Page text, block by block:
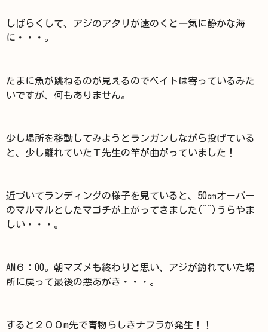
しばらくして、アジのアタリが遠のくと一気に静かな海
に・・・。
たまに魚が跳ねるのが見えるのでベイトは寄っているみた
いですが、何もありません。
少し場所を移動してみようとランガンしながら投げている
と、少し離れていたＴ先生の竿が曲がっていました！
近づいてランディングの様子を見ていると、50㎝オーバー
のマルマルとしたマゴチが上がってきました(^^)うらやま
しい・・・。
AM６：00。朝マズメも終わりと思い、アジが釣れていた場
所に戻って最後の悪あがき・・・。
すると２００m先で青物らしきナブラが発生！！